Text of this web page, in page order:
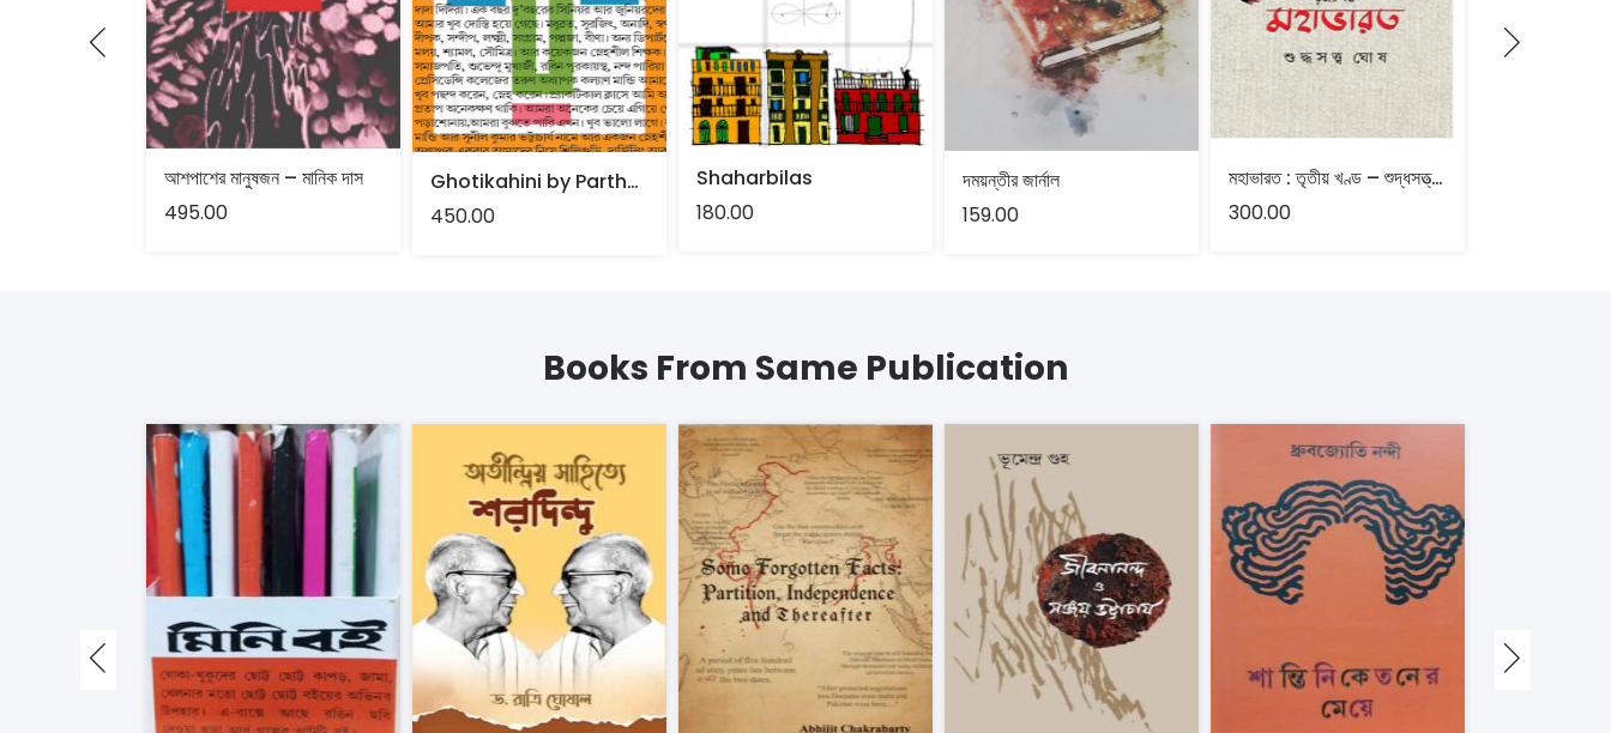
আশপাশের মানুষজন – মানিক দাস
495.00
Ghotikahini by Partha Bandyopadhyay
450.00
Shaharbilas
180.00
দময়ন্তীর জার্নাল
159.00
মহাভারত : তৃতীয় খণ্ড – শুদ্ধসত্ত্ব ঘোষ
300.00
Books From Same Publication